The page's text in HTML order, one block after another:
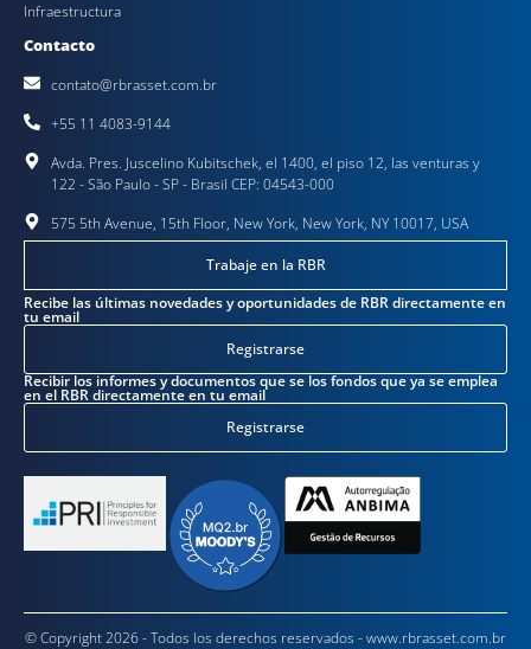
Infraestructura
Contacto
contato@rbrasset.com.br
+55 11 4083-9144
Avda. Pres. Juscelino Kubitschek, el 1400, el piso 12, las venturas y
122 - São Paulo - SP - Brasil CEP: 04543-000
575 5th Avenue, 15th Floor, New York, New York, NY 10017, USA
Trabaje en la RBR
Recibe las últimas novedades y oportunidades de RBR directamente en
tu email
Registrarse
Recibir los informes y documentos que se los fondos que ya se emplea
en el RBR directamente en tu email
Registrarse
© Copyright 2026 - Todos los derechos reservados - www.rbrasset.com.br